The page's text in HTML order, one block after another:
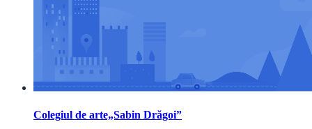
Colegiul de arte„Sabin Drăgoi”